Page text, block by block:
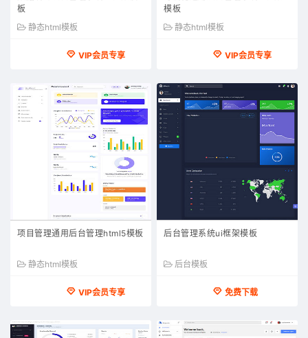
板
静态html模板
VIP会员专享
模板
静态html模板
VIP会员专享
项目管理通用后台管理html5模板
静态html模板
VIP会员专享
后台管理系统ui框架模板
后台模板
免费下载